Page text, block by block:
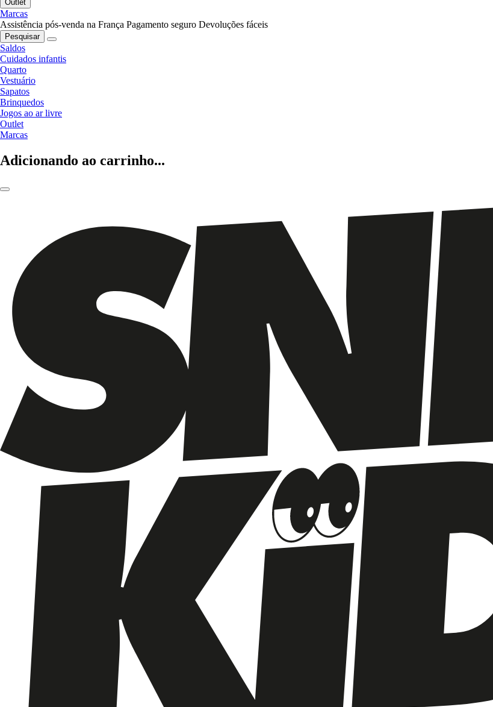
Outlet
Marcas
Assistência pós-venda na França Pagamento seguro Devoluções fáceis
Pesquisar
Saldos
Cuidados infantis
Quarto
Vestuário
Sapatos
Brinquedos
Jogos ao ar livre
Outlet
Marcas
Adicionando ao carrinho...